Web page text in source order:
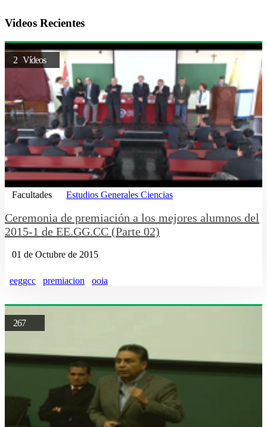
Videos Recientes
2 Vídeos
Facultades Estudios Generales Ciencias
Ceremonia de premiación a los mejores alumnos del
2015-1 de EE.GG.CC (Parte 02)
01 de Octubre de 2015
eeggcc premiacion ooia
267